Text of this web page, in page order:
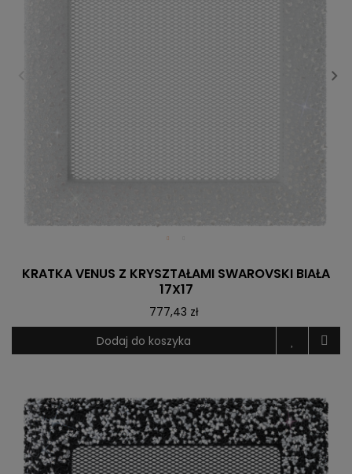
KRATKA VENUS Z KRYSZTAŁAMI SWAROVSKI BIAŁA
17X17
777,43 zł
Dodaj do koszyka